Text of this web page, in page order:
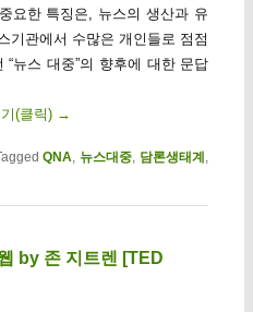
요한 특징은, 뉴스의 생산과 유
기관에서 수많은 개인들로 점점
뉴스 대중”의 향후에 대한 문답
(클릭) →
QNA, 뉴스대중, 담론생태계 ,
by 존 지트렌 [TED